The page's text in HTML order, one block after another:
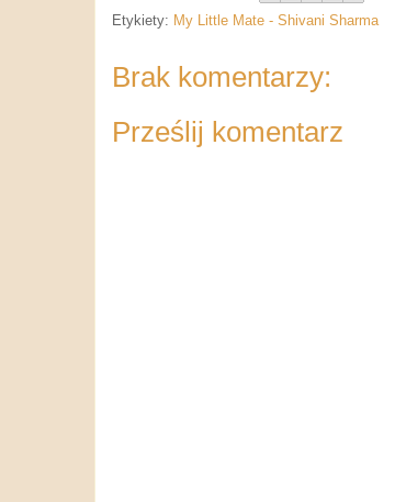
Etykiety: My Little Mate - Shivani Sharma
Brak komentarzy:
Prześlij komentarz